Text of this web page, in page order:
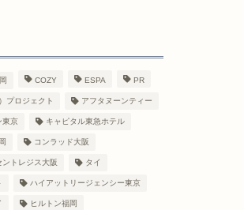
COZY ESPA PR
プロジェクト アフタヌーンティー
東京 キャピタル東急ホテル
コンラッド大阪
ントレジス大阪 タイ
ハイアットリージェンシー東京
ヒルトン福岡